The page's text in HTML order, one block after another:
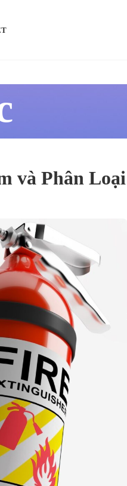
và Phân Loại